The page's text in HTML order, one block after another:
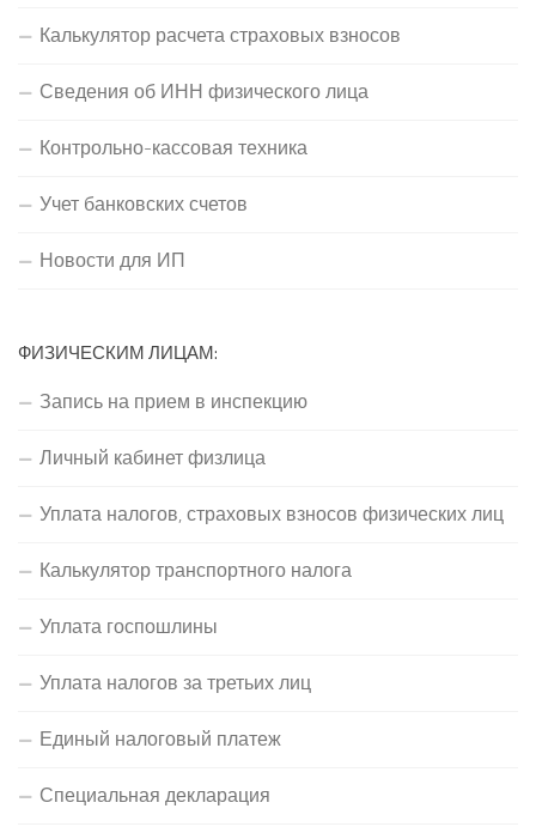
Калькулятор расчета страховых взносов
Сведения об ИНН физического лица
Контрольно-кассовая техника
Учет банковских счетов
Новости для ИП
ФИЗИЧЕСКИМ ЛИЦАМ:
Запись на прием в инспекцию
Личный кабинет физлица
Уплата налогов, страховых взносов физических лиц
Калькулятор транспортного налога
Уплата госпошлины
Уплата налогов за третьих лиц
Единый налоговый платеж
Специальная декларация